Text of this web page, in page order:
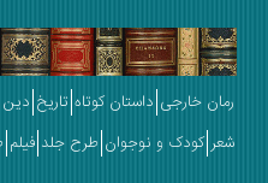
خارجی داستان کوتاه تاریخ دین و
کودک و نوجوان طرح جلد فیلم طنز